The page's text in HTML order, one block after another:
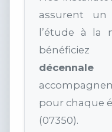
assurent un
l’étude à la
décennale
pour chaque
(07350).